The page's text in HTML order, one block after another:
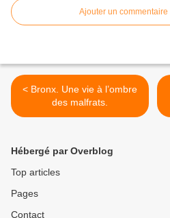
Ajouter un commentaire
< Bronx. Une vie à l’ombre
des malfrats.
Hébergé par Overblog
Top articles
Pages
Contact